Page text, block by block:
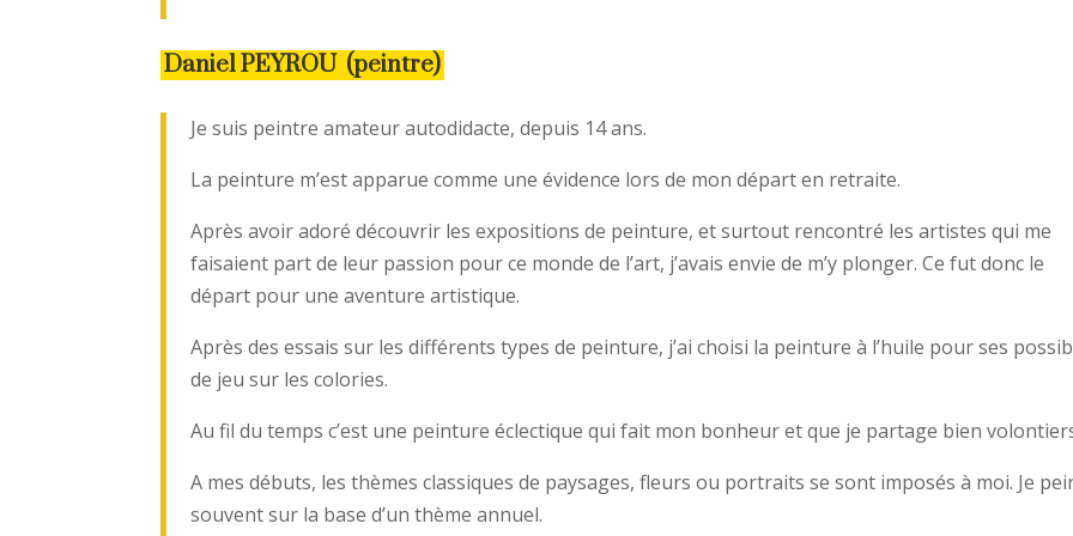
Daniel PEYROU (peintre)
Je suis peintre amateur autodidacte, depuis 14 ans.
La peinture m’est apparue comme une évidence lors de mon départ en retraite.
Après avoir adoré découvrir les expositions de peinture, et surtout rencontré les artistes qui me
faisaient part de leur passion pour ce monde de l’art, j’avais envie de m’y plonger. Ce fut donc le
départ pour une aventure artistique.
Après des essais sur les différents types de peinture, j’ai choisi la peinture à l’huile pour ses
de jeu sur les colories.
Au fil du temps c’est une peinture éclectique qui fait mon bonheur et que je partage bien
A mes débuts, les thèmes classiques de paysages, fleurs ou portraits se sont imposés à moi. Je
souvent sur la base d’un thème annuel.